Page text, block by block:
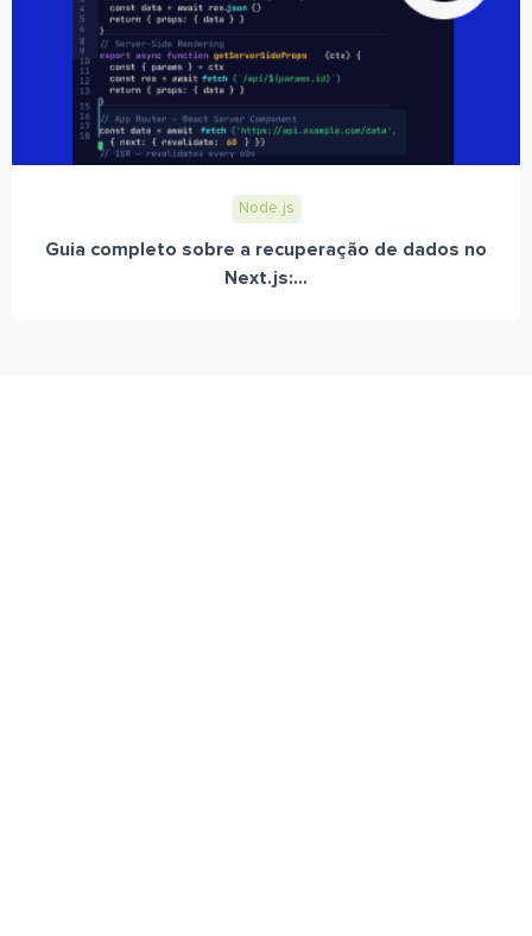
Node.js
Guia completo sobre a recuperação de dados no
Next.js:...